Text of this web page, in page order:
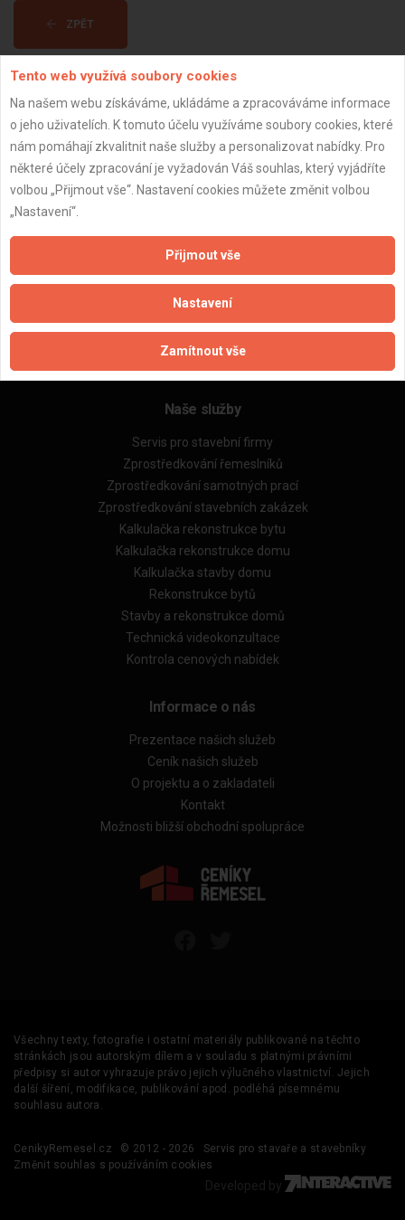
ZPĚT
Důležité informace
Zpracování a ochrana osobních údajů
Zásady pro používání souborů cookie
Obchodní podmínky (zprostředkování)
Naše služby
Servis pro stavební firmy
Zprostředkování řemeslníků
Zprostředkování samotných prací
Zprostředkování stavebních zakázek
Kalkulačka rekonstrukce bytu
Kalkulačka rekonstrukce domu
Kalkulačka stavby domu
Rekonstrukce bytů
Stavby a rekonstrukce domů
Technická videokonzultace
Kontrola cenových nabídek
Informace o nás
Prezentace našich služeb
Ceník našich služeb
O projektu a o zakladateli
Kontakt
Možnosti bližší obchodní spolupráce
Všechny texty, fotografie i ostatní materiály publikované na těchto
stránkách jsou autorským dílem a v souladu s platnými právními
předpisy si autor vyhrazuje právo jejich výlučného vlastnictví. Jejich
další šíření, modifikace, publikování apod. podléhá písemnému
souhlasu autora.
CenikyRemesel.cz © 2012 - 2026
Servis pro stavaře a stavebníky
Změnit souhlas s používáním cookies
Developed by
Tento web využívá soubory cookies
Na našem webu získáváme, ukládáme a zpracováváme informace
o jeho uživatelích. K tomuto účelu využíváme soubory cookies, které
nám pomáhají zkvalitnit naše služby a personalizovat nabídky. Pro
některé účely zpracování je vyžadován Váš souhlas, který vyjádříte
volbou „Přijmout vše“. Nastavení cookies můžete změnit volbou
„Nastavení“.
Přijmout vše
Nastavení
Zamítnout vše